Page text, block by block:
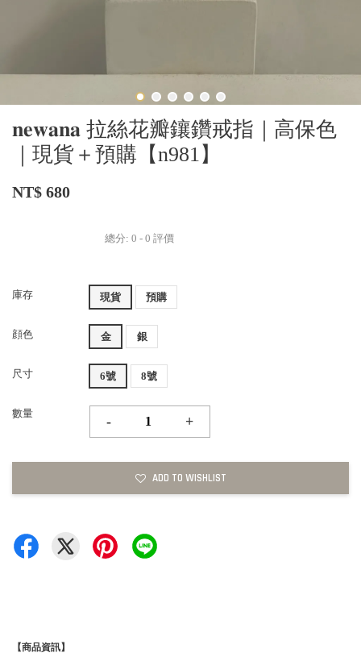
𝐧𝐞𝐰𝐚𝐧𝐚 拉絲花瓣鑲鑽戒指｜高保色
｜現貨＋預購【n981】
NT$ 680
總分: 0 - 0 評價
庫存 現貨 預購
顔色 金 銀
尺寸 6號 8號
數量
- +
ADD TO WISHLIST
【商品資訊】